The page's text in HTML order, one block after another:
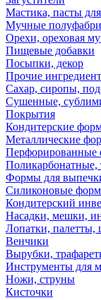
Мастика, пасты
Мучные
Орехи, ореховая
Пищевые добавки
Посыпки, декор
Прочие
Сахар, сиропы,
Сушенные,
Покрытия
Кондитерские
Металлические
Поликарбонатные,
Формы для
Силиконовые
Кондитерский
Насадки, мешки,
Лопатки, палетты,
Венчики
Вырубки,
Инструменты для
Ножи, струны
Кисточки